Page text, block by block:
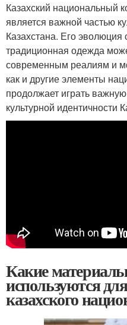
Казахский национальный
является важной частью
Казахстана. Его
традиционная одежда
современным реалиям и
как и другие элементы
продолжает играть
культурной идентичности
Какие
используются
казахского